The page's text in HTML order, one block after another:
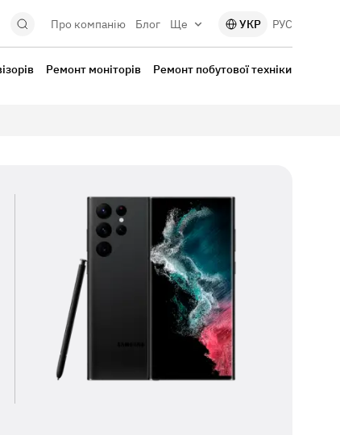
Про компанію Блог Ще УКР РУС
Ремонт моніторів Ремонт побутової техніки